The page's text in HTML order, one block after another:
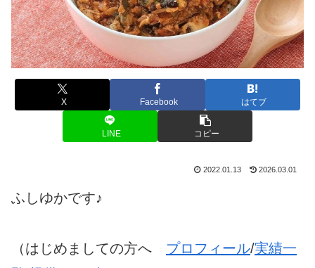
X Facebook はてブ
LINE コピー
2022.01.13 2026.03.01
ふしゆかです♪
（はじめましての方へ プロフィール/実績一